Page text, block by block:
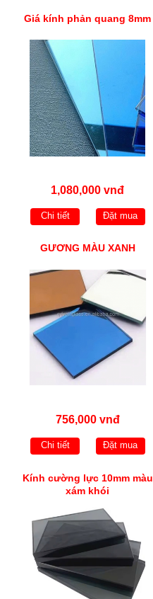
Giá kính phản quang 8mm
1,080,000 vnđ
Chi tiết Đặt mua
GƯƠNG MÀU XANH
756,000 vnđ
Chi tiết Đặt mua
Kính cường lực 10mm màu
xám khói